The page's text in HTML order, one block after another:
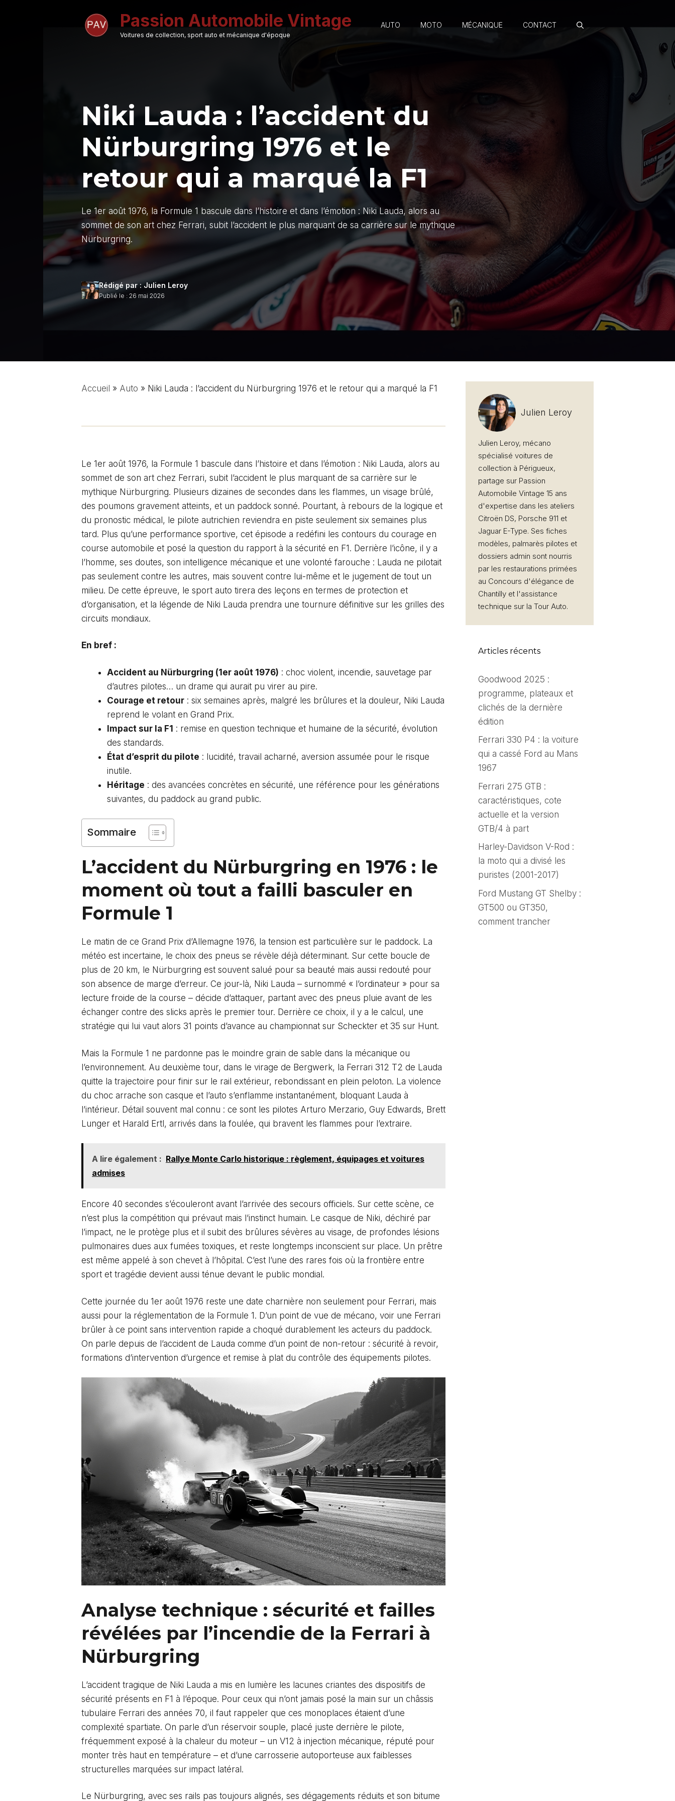
Passion Automobile Vintage
Voitures de collection, sport auto et mécanique d'époque
AUTO MOTO MÉCANIQUE CONTACT
Niki Lauda : l’accident du
Nürburgring 1976 et le
retour qui a marqué la F1
Le 1er août 1976, la Formule 1 bascule dans l’histoire et dans l’émotion : Niki Lauda, alors au
sommet de son art chez Ferrari, subit l’accident le plus marquant de sa carrière sur le mythique
Nürburgring.
Rédigé par : Julien Leroy
Publié le : 26 mai 2026
Accueil » Auto » Niki Lauda : l’accident du Nürburgring 1976 et le retour qui a marqué la F1
Le 1er août 1976, la Formule 1 bascule dans l’histoire et dans l’émotion : Niki Lauda, alors au
sommet de son art chez Ferrari, subit l’accident le plus marquant de sa carrière sur le
mythique Nürburgring. Plusieurs dizaines de secondes dans les flammes, un visage brûlé,
des poumons gravement atteints, et un paddock sonné. Pourtant, à rebours de la logique et
du pronostic médical, le pilote autrichien reviendra en piste seulement six semaines plus
tard. Plus qu’une performance sportive, cet épisode a redéfini les contours du courage en
course automobile et posé la question du rapport à la sécurité en F1. Derrière l’icône, il y a
l’homme, ses doutes, son intelligence mécanique et une volonté farouche : Lauda ne pilotait
pas seulement contre les autres, mais souvent contre lui-même et le jugement de tout un
milieu. De cette épreuve, le sport auto tirera des leçons en termes de protection et
d’organisation, et la légende de Niki Lauda prendra une tournure définitive sur les grilles des
circuits mondiaux.
En bref :
Accident au Nürburgring (1er août 1976) : choc violent, incendie, sauvetage par
d’autres pilotes… un drame qui aurait pu virer au pire.
Courage et retour : six semaines après, malgré les brûlures et la douleur, Niki Lauda
reprend le volant en Grand Prix.
Impact sur la F1 : remise en question technique et humaine de la sécurité, évolution
des standards.
État d’esprit du pilote : lucidité, travail acharné, aversion assumée pour le risque
inutile.
Héritage : des avancées concrètes en sécurité, une référence pour les générations
suivantes, du paddock au grand public.
Sommaire
L’accident du Nürburgring en 1976 : le
moment où tout a failli basculer en
Formule 1
Le matin de ce Grand Prix d’Allemagne 1976, la tension est particulière sur le paddock. La
météo est incertaine, le choix des pneus se révèle déjà déterminant. Sur cette boucle de
plus de 20 km, le Nürburgring est souvent salué pour sa beauté mais aussi redouté pour
son absence de marge d’erreur. Ce jour-là, Niki Lauda – surnommé « l’ordinateur » pour sa
lecture froide de la course – décide d’attaquer, partant avec des pneus pluie avant de les
échanger contre des slicks après le premier tour. Derrière ce choix, il y a le calcul, une
stratégie qui lui vaut alors 31 points d’avance au championnat sur Scheckter et 35 sur Hunt.
Mais la Formule 1 ne pardonne pas le moindre grain de sable dans la mécanique ou
l’environnement. Au deuxième tour, dans le virage de Bergwerk, la Ferrari 312 T2 de Lauda
quitte la trajectoire pour finir sur le rail extérieur, rebondissant en plein peloton. La violence
du choc arrache son casque et l’auto s’enflamme instantanément, bloquant Lauda à
l’intérieur. Détail souvent mal connu : ce sont les pilotes Arturo Merzario, Guy Edwards, Brett
Lunger et Harald Ertl, arrivés dans la foulée, qui bravent les flammes pour l’extraire.
A lire également : Rallye Monte Carlo historique : règlement, équipages et voitures
admises
Encore 40 secondes s’écouleront avant l’arrivée des secours officiels. Sur cette scène, ce
n’est plus la compétition qui prévaut mais l’instinct humain. Le casque de Niki, déchiré par
l’impact, ne le protège plus et il subit des brûlures sévères au visage, de profondes lésions
pulmonaires dues aux fumées toxiques, et reste longtemps inconscient sur place. Un prêtre
est même appelé à son chevet à l’hôpital. C’est l’une des rares fois où la frontière entre
sport et tragédie devient aussi ténue devant le public mondial.
Cette journée du 1er août 1976 reste une date charnière non seulement pour Ferrari, mais
aussi pour la réglementation de la Formule 1. D’un point de vue de mécano, voir une Ferrari
brûler à ce point sans intervention rapide a choqué durablement les acteurs du paddock.
On parle depuis de l’accident de Lauda comme d’un point de non-retour : sécurité à revoir,
formations d’intervention d’urgence et remise à plat du contrôle des équipements pilotes.
Analyse technique : sécurité et failles
révélées par l’incendie de la Ferrari à
Nürburgring
L’accident tragique de Niki Lauda a mis en lumière les lacunes criantes des dispositifs de
sécurité présents en F1 à l’époque. Pour ceux qui n’ont jamais posé la main sur un châssis
tubulaire Ferrari des années 70, il faut rappeler que ces monoplaces étaient d’une
complexité spartiate. On parle d’un réservoir souple, placé juste derrière le pilote,
fréquemment exposé à la chaleur du moteur – un V12 à injection mécanique, réputé pour
monter très haut en température – et d’une carrosserie autoporteuse aux faiblesses
structurelles marquées sur impact latéral.
Le Nürburgring, avec ses rails pas toujours alignés, ses dégagements réduits et son bitume
Julien Leroy
Julien Leroy, mécano
spécialisé voitures de
collection à Périgueux,
partage sur Passion
Automobile Vintage 15 ans
d'expertise dans les ateliers
Citroën DS, Porsche 911 et
Jaguar E-Type. Ses fiches
modèles, palmarès pilotes et
dossiers admin sont nourris
par les restaurations primées
au Concours d'élégance de
Chantilly et l'assistance
technique sur la Tour Auto.
Articles récents
Goodwood 2025 :
programme, plateaux et
clichés de la dernière
édition
Ferrari 330 P4 : la voiture
qui a cassé Ford au Mans
1967
Ferrari 275 GTB :
caractéristiques, cote
actuelle et la version
GTB/4 à part
Harley-Davidson V-Rod :
la moto qui a divisé les
puristes (2001-2017)
Ford Mustang GT Shelby :
GT500 ou GT350,
comment trancher